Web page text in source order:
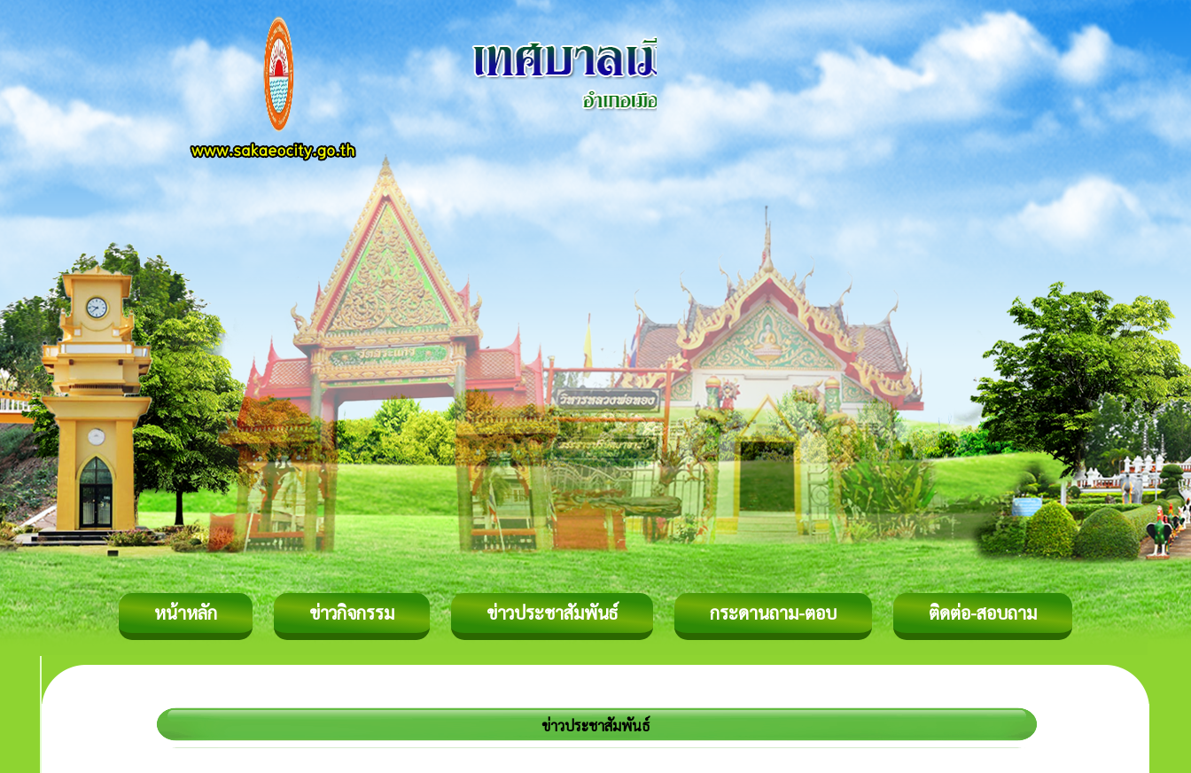
หน้าหลัก ข่าวกิจกรรม ข่าวประชาสัมพันธ์ กระดานถาม-ตอบ ติดต่อ-สอบถาม
ข่าวประชาสัมพันธ์